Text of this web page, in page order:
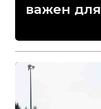
важен